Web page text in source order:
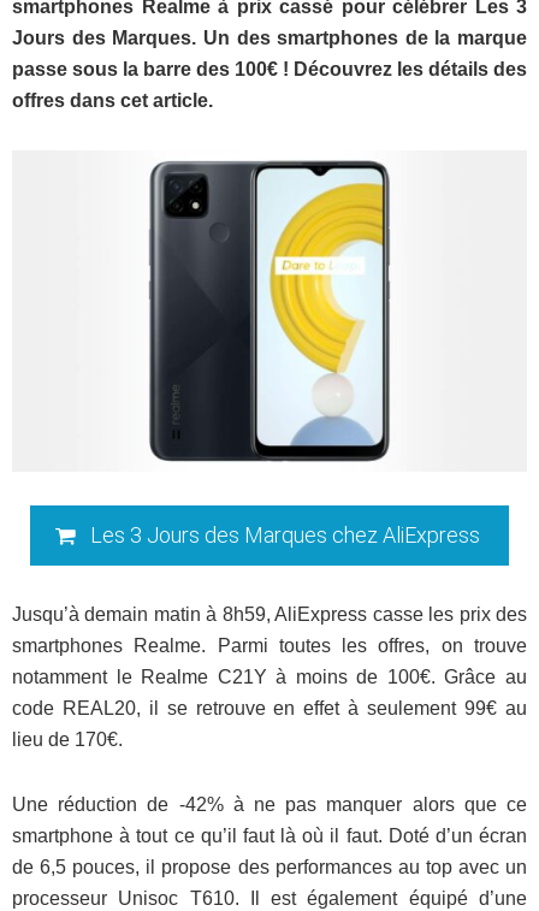
smartphones Realme à prix cassé pour célébrer Les 3
Jours des Marques. Un des smartphones de la marque
passe sous la barre des 100€ ! Découvrez les détails des
offres dans cet article.
Les 3 Jours des Marques chez AliExpress
Jusqu’à demain matin à 8h59, AliExpress casse les prix des
smartphones Realme. Parmi toutes les offres, on trouve
notamment le Realme C21Y à moins de 100€. Grâce au
code REAL20, il se retrouve en effet à seulement 99€ au
lieu de 170€.
Une réduction de -42% à ne pas manquer alors que ce
smartphone à tout ce qu’il faut là où il faut. Doté d’un écran
de 6,5 pouces, il propose des performances au top avec un
processeur Unisoc T610. Il est également équipé d’une